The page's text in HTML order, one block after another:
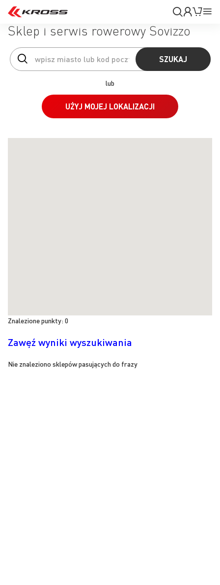
Mój
Moje
konto
Sklep i serwis rowerowy Sovizzo
SZUKAJ
lub
UŻYJ MOJEJ LOKALIZACJI
Znalezione punkty:0
Zawęź wyniki wyszukiwania
Nie znaleziono sklepów pasujących do frazy